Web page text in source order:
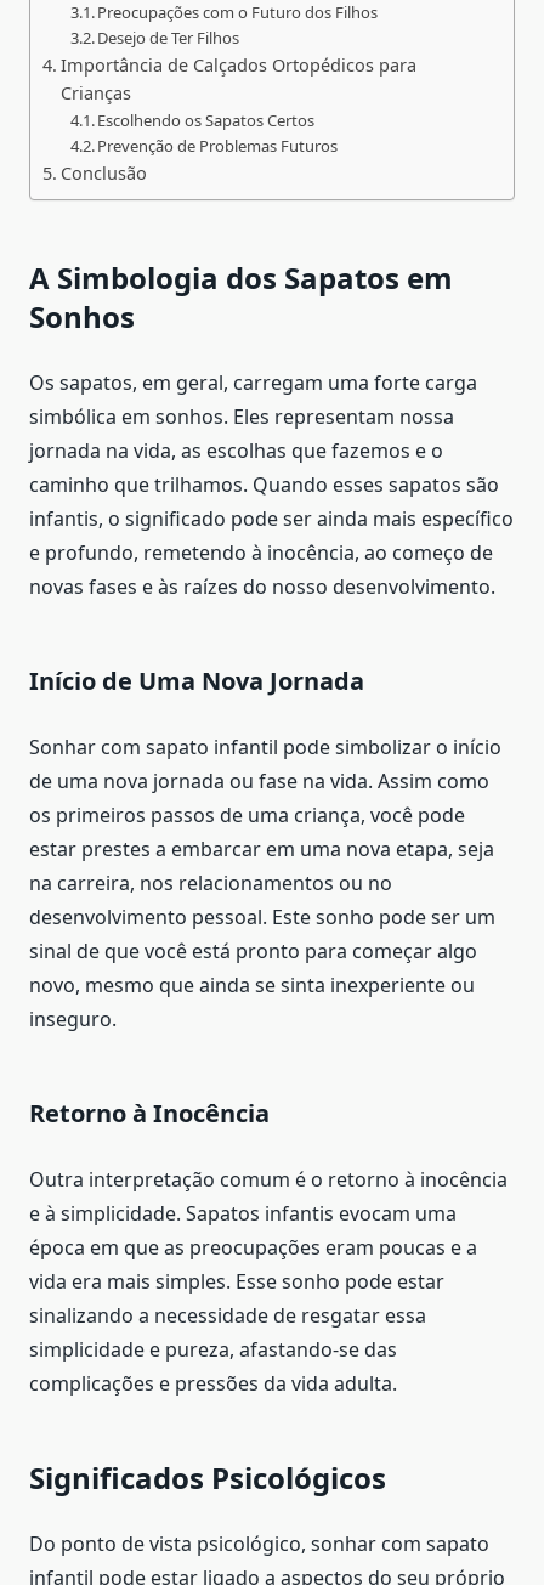
Preocupações com o Futuro dos Filhos
Desejo de Ter Filhos
Importância de Calçados Ortopédicos para
Crianças
Escolhendo os Sapatos Certos
Prevenção de Problemas Futuros
Conclusão
A Simbologia dos Sapatos em
Sonhos
Os sapatos, em geral, carregam uma forte carga
simbólica em sonhos. Eles representam nossa
jornada na vida, as escolhas que fazemos e o
caminho que trilhamos. Quando esses sapatos são
infantis, o significado pode ser ainda mais específico
e profundo, remetendo à inocência, ao começo de
novas fases e às raízes do nosso desenvolvimento.
Início de Uma Nova Jornada
Sonhar com sapato infantil pode simbolizar o início
de uma nova jornada ou fase na vida. Assim como
os primeiros passos de uma criança, você pode
estar prestes a embarcar em uma nova etapa, seja
na carreira, nos relacionamentos ou no
desenvolvimento pessoal. Este sonho pode ser um
sinal de que você está pronto para começar algo
novo, mesmo que ainda se sinta inexperiente ou
inseguro.
Retorno à Inocência
Outra interpretação comum é o retorno à inocência
e à simplicidade. Sapatos infantis evocam uma
época em que as preocupações eram poucas e a
vida era mais simples. Esse sonho pode estar
sinalizando a necessidade de resgatar essa
simplicidade e pureza, afastando-se das
complicações e pressões da vida adulta.
Significados Psicológicos
Do ponto de vista psicológico, sonhar com sapato
infantil pode estar ligado a aspectos do seu próprio